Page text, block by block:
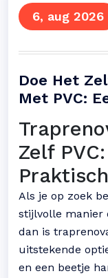
6, aug 2026
Doe Het
Met PVC:
Zelf
Als je op zoek
stijlvolle manier
dan is
uitstekende
en een beetje